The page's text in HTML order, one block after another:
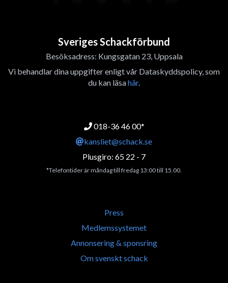
Sveriges Schackförbund
Besöksadress: Kungsgatan 23, Uppsala
Vi behandlar dina uppgifter enligt vår Dataskyddspolicy, som
du kan läsahär.
018-36 46 00*
kansliet@schack.se
Plusgiro: 65 22 - 7
*Telefontider är måndag till fredag 13:00 till 15.00.
Press
Medlemssystemet
Annonsering & sponsring
Om svenskt schack